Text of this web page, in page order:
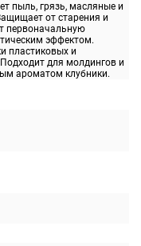
пыль, грязь, масляные и
от старения и
первоначальную
эффектом.
пластиковых и
для молдингов и
ароматом клубники.